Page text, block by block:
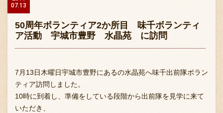
07.13
50周年ボランティア2か所目 味千ボランティ
ア活動 宇城市豊野 水晶苑 に訪問
7月13日木曜日宇城市豊野にあるの水晶苑へ味千出前隊ボラン
ティア訪問しました。
10時に到着し、準備をしている段階から出前隊を見学に来て
いただき、